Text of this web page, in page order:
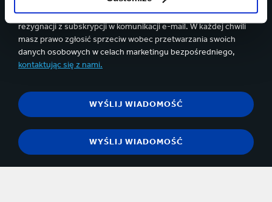
Możesz zrezygnować w każdej chwili za pomocą linka
rezygnacji z subskrypcji w komunikacji e-mail. W każdej chwili
masz prawo zgłosić sprzeciw wobec przetwarzania swoich
danych osobowych w celach marketingu bezpośredniego,
kontaktując się z nami.